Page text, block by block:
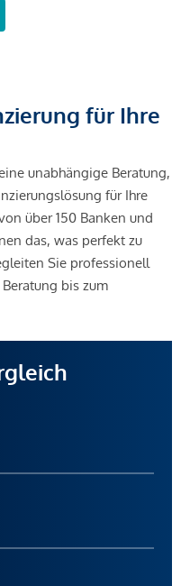
für Ihre
unabhängige Beratung,
für Ihre
über 150 Banken und
das, was perfekt zu
Sie professionell
bis zum